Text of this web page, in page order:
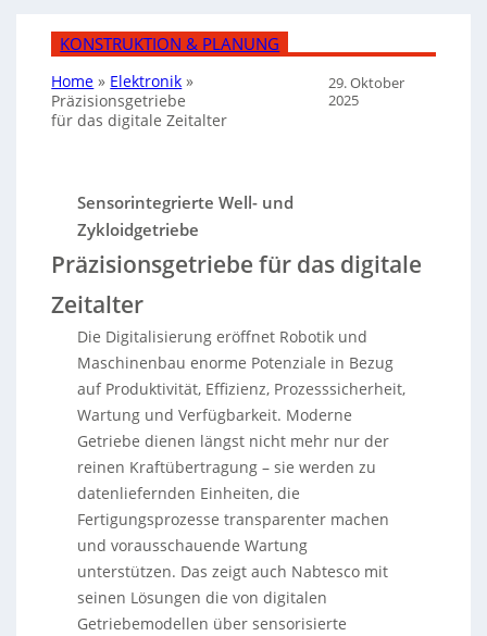
KONSTRUKTION & PLANUNG
Home » Elektronik »
Präzisionsgetriebe
für das digitale Zeitalter
29. Oktober
2025
Sensorintegrierte Well- und
Zykloidgetriebe
Präzisionsgetriebe für das digitale
Zeitalter
Die Digitalisierung eröffnet Robotik und
Maschinenbau enorme Potenziale in Bezug
auf Produktivität, Effizienz, Prozesssicherheit,
Wartung und Verfügbarkeit. Moderne
Getriebe dienen längst nicht mehr nur der
reinen Kraftübertragung – sie werden zu
datenliefernden Einheiten, die
Fertigungsprozesse transparenter machen
und vorausschauende Wartung
unterstützen. Das zeigt auch Nabtesco mit
seinen Lösungen die von digitalen
Getriebemodellen über sensorisierte